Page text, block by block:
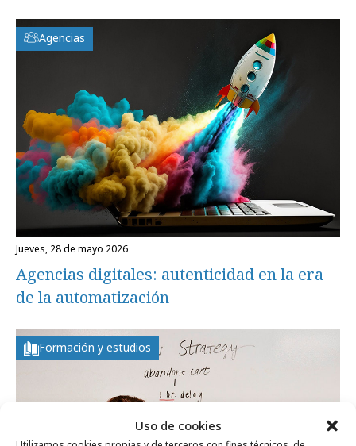
Uso de cookies
Agencias
jueves, 28 de mayo 2026
Agencias digitales: autenticidad en la era
de la automatización
Formación y estudios